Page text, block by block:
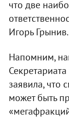
что две
Игорь Грынив.
Напомним,
заявила, что
может быть